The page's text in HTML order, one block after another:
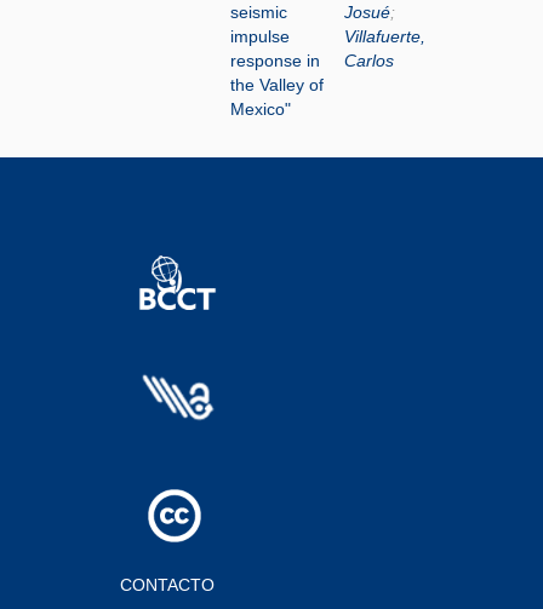
seismic
impulse
response in
the Valley of
Mexico"
Josué;
Villafuerte,
Carlos
CONTACTO